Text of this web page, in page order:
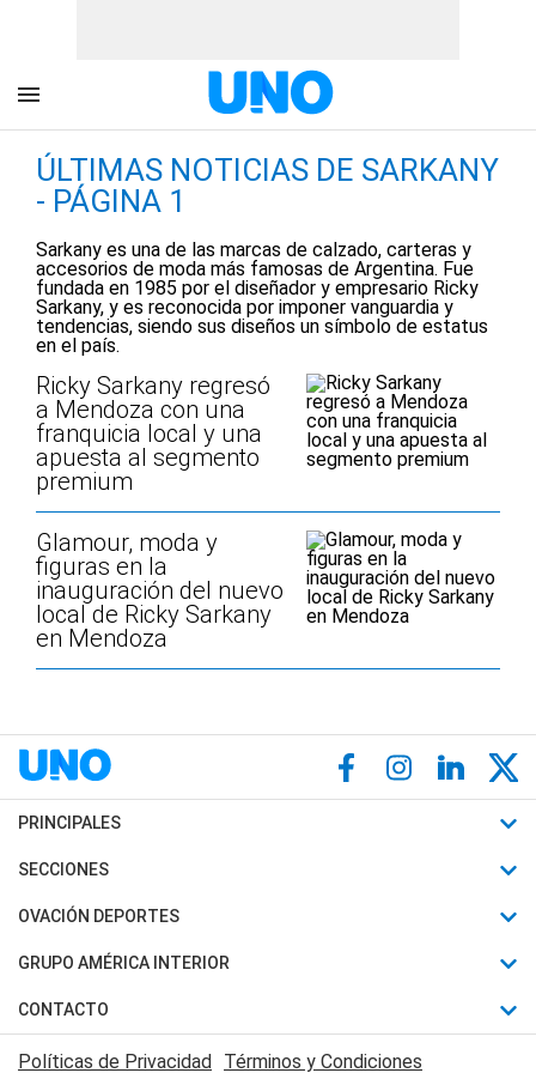
ÚLTIMAS NOTICIAS DE SARKANY
- PÁGINA 1
Sarkany es una de las marcas de calzado, carteras y
accesorios de moda más famosas de Argentina. Fue
fundada en 1985 por el diseñador y empresario Ricky
Sarkany, y es reconocida por imponer vanguardia y
tendencias, siendo sus diseños un símbolo de estatus
en el país.
Ricky Sarkany regresó
a Mendoza con una
franquicia local y una
apuesta al segmento
premium
Glamour, moda y
figuras en la
inauguración del nuevo
local de Ricky Sarkany
en Mendoza
PRINCIPALES
Últimas Noticias
Política
Judiciales
Economia
SECCIONES
Horóscopo
Motores
Trucos caseros
Series y Películas
OVACIÓN DEPORTES
Fútbol
Mundial
Automovilismo
GRUPO AMÉRICA INTERIOR
Canal 7 en Vivo
CONTACTO
Acerca de Nosotros
Políticas de Privacidad Términos y Condiciones